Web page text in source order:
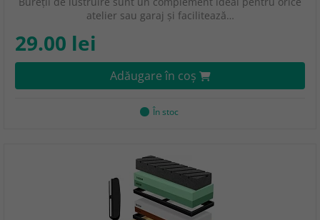
atelier sau garaj și facilitează…
29.00 lei
Adăugare în coş
În stoc